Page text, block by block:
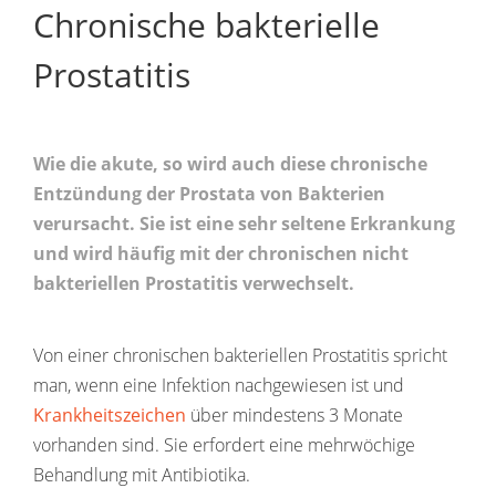
Chronische bakterielle
Prostatitis
Wie die akute, so wird auch diese chronische
Entzündung der Prostata von Bakterien
verursacht. Sie ist eine sehr seltene Erkrankung
und wird häufig mit der chronischen nicht
bakteriellen Prostatitis verwechselt.
Von einer chronischen bakteriellen Prostatitis spricht
man, wenn eine Infektion nachgewiesen ist und
Krankheitszeichen über mindestens 3 Monate
vorhanden sind. Sie erfordert eine mehrwöchige
Behandlung mit Antibiotika.